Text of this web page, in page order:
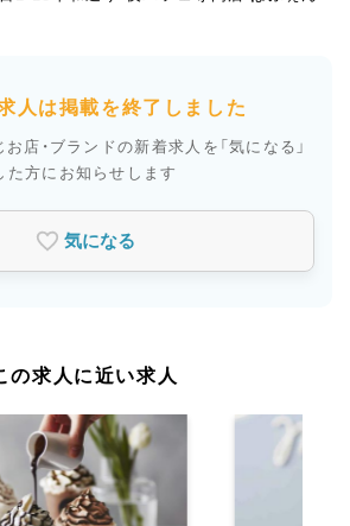
人は掲載を終了しました
お店・ブランドの新着求人を 「気になる」
た方にお知らせします
気になる
の求人に近い求人